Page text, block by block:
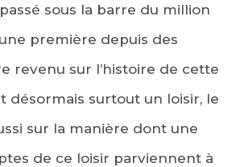
sous la barre du million
première depuis des
revenu sur l’histoire de cette
désormais surtout un loisir, le
sur la manière dont une
de ce loisir parviennent à